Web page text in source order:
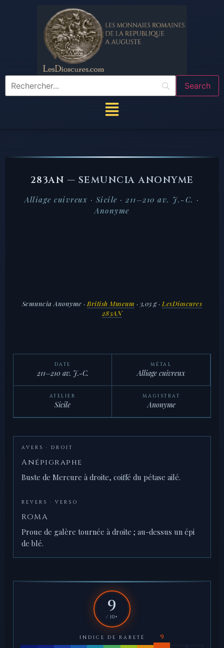
283AN — SEMUNCIA ANONYME
Alliage cuivreux · Sicile · 211–210 av. J.-C. ·
Anonyme
Semuncia Anonyme · British Museum · 3,03 g · LesDioscures
283AN
DATE
211–210 av. J.-C.
MÉTAL
Alliage cuivreux
ATELIER
Sicile
MAGISTRAT
Anonyme
AVERS · DROIT
Anépigraphe
Buste de Mercure à droite, coiffé du pétase ailé.
REVERS · VERSO
ROMA
Proue de galère tournée à droite ; au-dessus un épi
de blé.
9
/ 10+
INDICE DE RARETÉ